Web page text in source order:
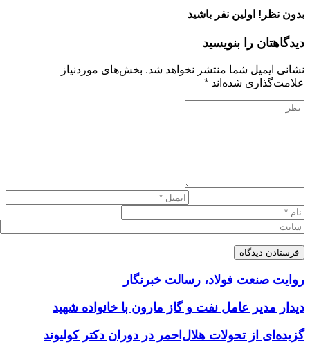
بدون نظر! اولین نفر باشید
دیدگاهتان را بنویسید
نشانی ایمیل شما منتشر نخواهد شد. بخش‌های موردنیاز
علامت‌گذاری شده‌اند *
روایت صنعت فولاد،‌ رسالت خبرنگار
دیدار مدیر عامل نفت و گاز مارون با خانواده شهید
گزیده‌ای از تحولات هلال‌احمر در دوران دکتر کولیوند